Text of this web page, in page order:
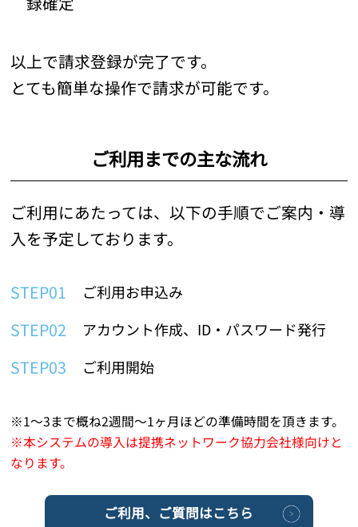
以上で請求登録が完了です。
とても簡単な操作で請求が可能です。
ご利用までの主な流れ
ご利用にあたっては、以下の手順でご案内・導
入を予定しております。
STEP01 ご利用お申込み
STEP02 アカウント作成、ID・パスワード発行
STEP03 ご利用開始
※1～3まで概ね2週間～1ヶ月ほどの準備時間を頂きます。
※本システムの導入は提携ネットワーク協力会社様向けと
なります。
ご利用、ご質問はこちら